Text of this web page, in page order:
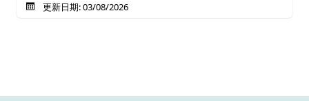
更新日期: 03/08/2026